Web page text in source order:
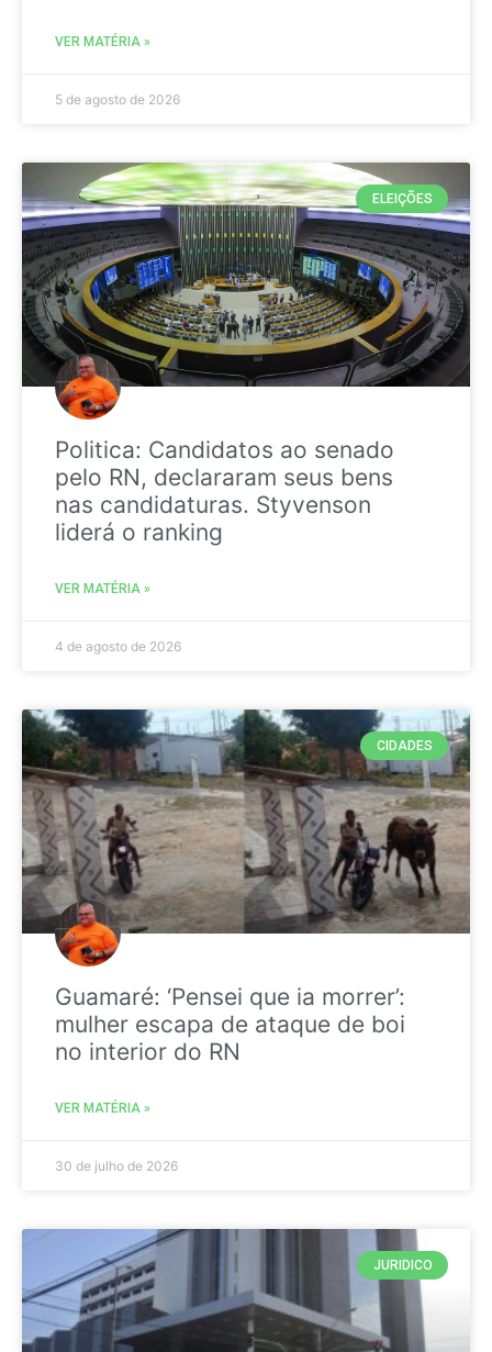
VER MATÉRIA »
5 de agosto de 2026
ELEIÇÕES
Politica: Candidatos ao senado
pelo RN, declararam seus bens
nas candidaturas. Styvenson
liderá o ranking
VER MATÉRIA »
4 de agosto de 2026
CIDADES
Guamaré: ‘Pensei que ia morrer’:
mulher escapa de ataque de boi
no interior do RN
VER MATÉRIA »
30 de julho de 2026
JURIDICO